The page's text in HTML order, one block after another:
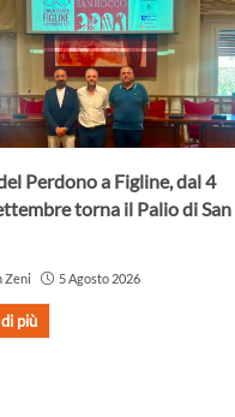
Perdono a Figline, dal 4
torna il Palio di San
Zeni 5 Agosto 2026
più